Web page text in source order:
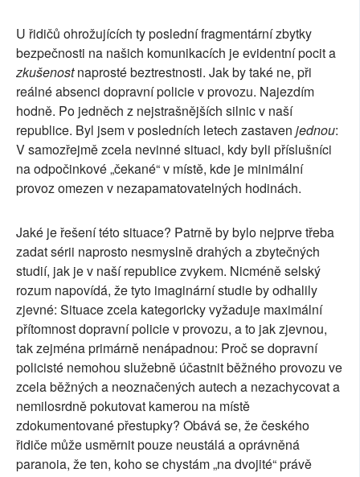
U řidičů ohrožujících ty poslední fragmentární zbytky
bezpečnosti na našich komunikacích je evidentní pocit a
zkušenostnaprosté beztrestnosti. Jak by také ne, při
reálné absenci dopravní policie v provozu. Najezdím
hodně. Po jedněch z nejstrašnějších silnic v naší
republice. Byl jsem v posledních letech zastaven jednou:
V samozřejmě zcela nevinné situaci, kdy byli příslušníci
na odpočinkové „čekané“ v místě, kde je minimální
provoz omezen v nezapamatovatelných hodinách.
Jaké je řešení této situace? Patrně by bylo nejprve třeba
zadat sérii naprosto nesmyslně drahých a zbytečných
studií, jak je v naší republice zvykem. Nicméně selský
rozum napovídá, že tyto imaginární studie by odhalily
zjevné: Situace zcela kategoricky vyžaduje maximální
přítomnost dopravní policie v provozu, a to jak zjevnou,
tak zejména primárně nenápadnou: Proč se dopravní
policisté nemohou služebně účastnit běžného provozu ve
zcela běžných a neoznačených autech a nezachycovat a
nemilosrdně pokutovat kamerou na místě
zdokumentované přestupky? Obává se, že českého
řidiče může usměrnit pouze neustálá a oprávněná
paranoia, že ten, koho se chystám „na dvojité“ právě